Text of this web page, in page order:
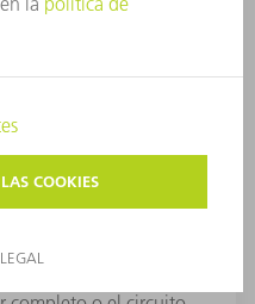
de 38°C – así no
externo. Además, el
la superficie total de
con el refrigerador
supervisión del